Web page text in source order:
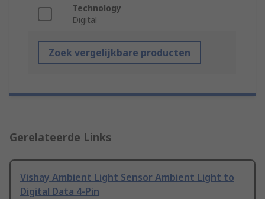
Technology
Digital
Zoek vergelijkbare producten
Gerelateerde Links
Vishay Ambient Light Sensor Ambient Light to
Digital Data 4-Pin